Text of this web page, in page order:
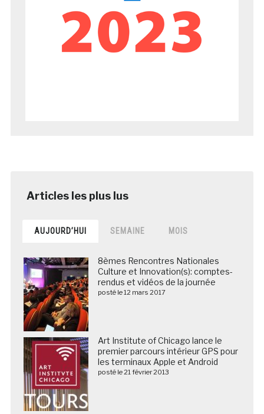
AUJOURD’HUI SEMAINE MOIS
8èmes Rencontres Nationales
Culture et Innovation(s): comptes-
rendus et vidéos de la journée
posté le 12 mars 2017
Art Institute of Chicago lance le
premier parcours intérieur GPS pour
les terminaux Apple et Android
posté le 21 février 2013